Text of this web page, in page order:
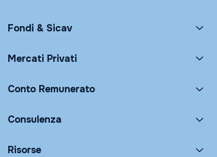
Fondi & Sicav
Mercati Privati
Conto Remunerato
Consulenza
Risorse